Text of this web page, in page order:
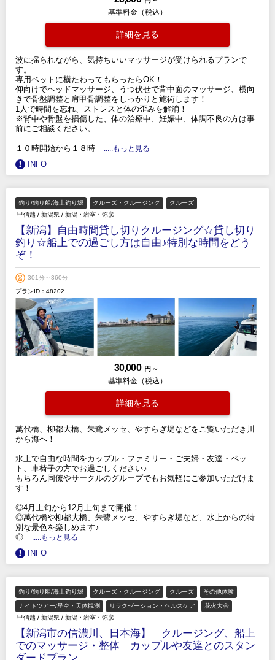
基準料金（税込）
詳細を見る
波に揺られながら、気持ちいいマッサージが受けられるプランで
す。
専用ベットに横たわってもらったらOK！
仰向けでヘッドマッサージ、うつ伏せで背中面のマッサージ、横向
きで骨盤調整と肩甲骨調整をしっかりと施術します！
1人で時間を忘れ、ストレスと体の歪みを解消！
※背中や骨盤を損傷した、体の治療中、妊娠中、体調不良の方は事
前にご相談ください。
１０時開始から１８時 .....もっと見る
INFO
釣り/釣り船/海上釣り堀 クルーズ・クルージング
クルーズ
甲信越 / 新潟県 / 新潟・岩室・弥彦
【新潟】自由時間貸し切りクルージング☆貸し切り
釣り☆船上での過ごし方は自由♪特別な時間をどう
ぞ！
301分～360分
プランID：48202
30,000 円 ～
基準料金（税込）
詳細を見る
萬代橋、柳都大橋、朱鷺メッセ、やすらぎ堤などをご覧いただき川
から海へ！
水上で自由な時間をカップル・ファミリー・ご夫婦・友達・ペッ
ト、車椅子の方でお過ごしください♪
もちろん同僚やサークルのグループでもお気軽にご参加いただけま
す！
◎4月上旬から12月上旬まで開催！
◎萬代橋や柳都大橋、朱鷺メッセ、やすらぎ堤など、水上からの特
別な景色を楽しめます♪
◎
.....もっと見る
INFO
釣り/釣り船/海上釣り堀 クルーズ・クルージング クルーズ その他体験
ナイトツアー/星空・天体観測 リラクゼーション・ヘルスケア
花火大会
甲信越 / 新潟県 / 新潟・岩室・弥彦
【新潟市の信濃川、日本海】 クルージング、船上
でのマッサージ・整体 カップルや友達とのスタン